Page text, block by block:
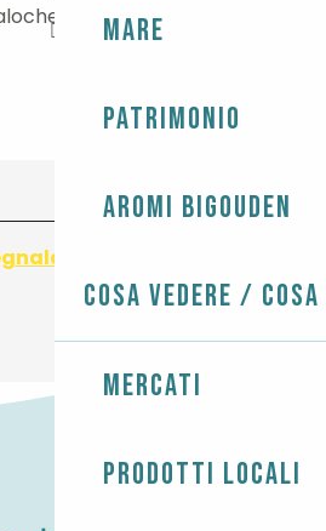
Mare
Patrimonio
Aromi Bigouden
Cosa vedere /
Mercati
Prodotti locali
un errore